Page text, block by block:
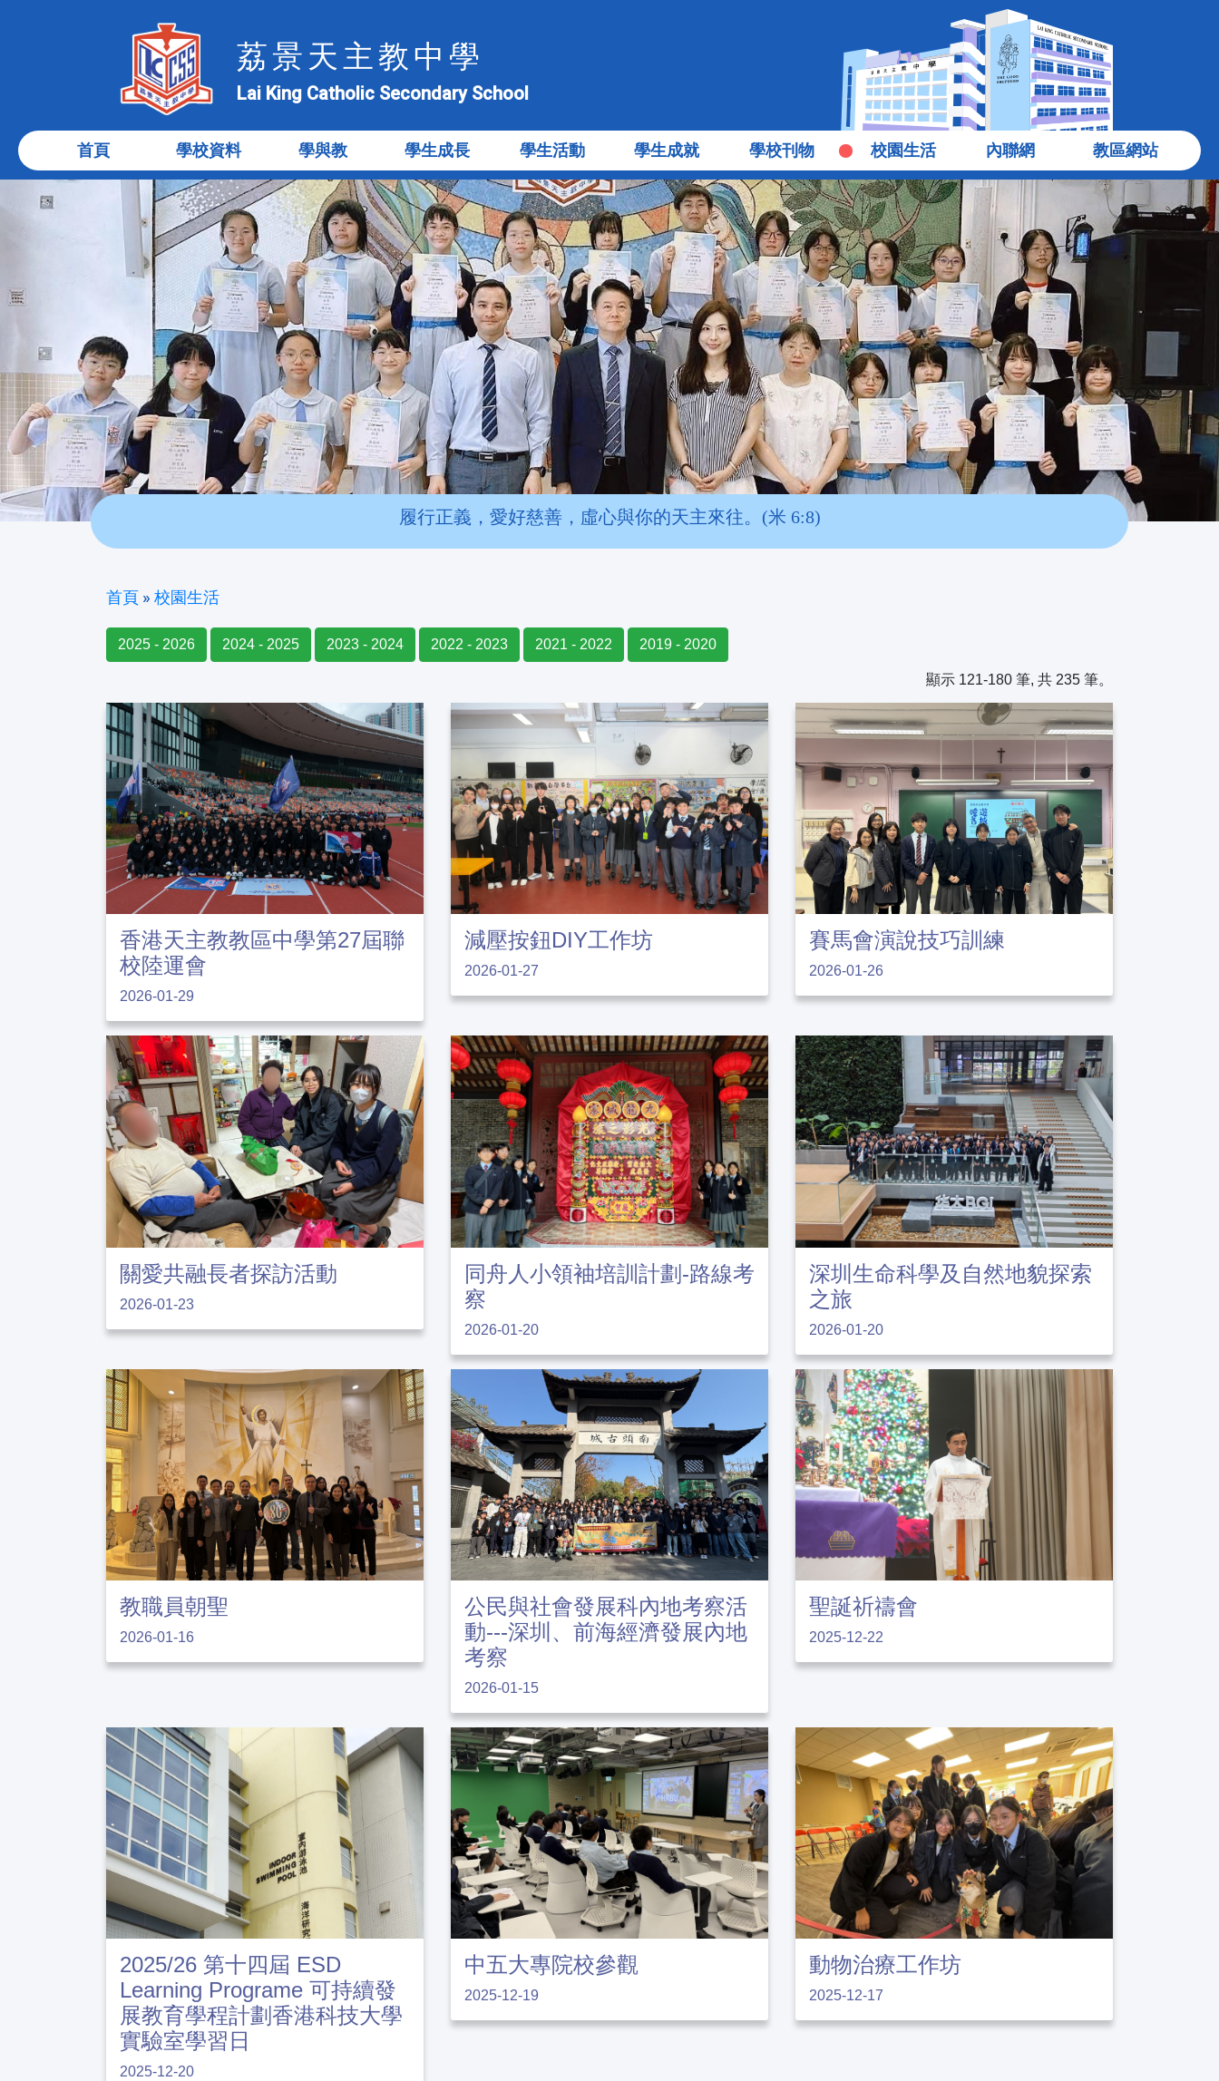
荔景天主教中學
Lai King Catholic Secondary School
首頁 學校資料 學與教 學生成長 學生活動 學生成就 學校刊物 校園生活 內聯網 教區網站
履行正義，愛好慈善，虛心與你的天主來往。(米 6:8)
首頁 » 校園生活
2025 - 2026 2024 - 2025 2023 - 2024 2022 - 2023 2021 - 2022 2019 - 2020
顯示 121-180 筆, 共 235 筆。
香港天主教教區中學第27屆聯
校陸運會
2026-01-29
減壓按鈕DIY工作坊
2026-01-27
賽馬會演說技巧訓練
2026-01-26
關愛共融長者探訪活動
2026-01-23
同舟人小領袖培訓計劃-路線考
察
2026-01-20
深圳生命科學及自然地貌探索
之旅
2026-01-20
教職員朝聖
2026-01-16
公民與社會發展科內地考察活
動---深圳、前海經濟發展內地
考察
2026-01-15
聖誕祈禱會
2025-12-22
2025/26 第十四屆 ESD
Learning Programe 可持續發
展教育學程計劃香港科技大學
實驗室學習日
2025-12-20
中五大專院校參觀
2025-12-19
動物治療工作坊
2025-12-17